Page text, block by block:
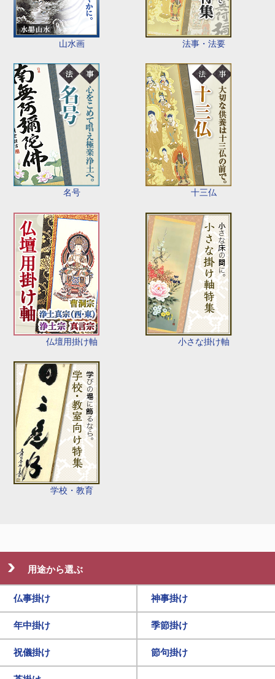
山水画 法事・法要
名号 十三仏
仏壇用掛け軸 小さな掛け軸
学校・教育
用途から選ぶ
仏事掛け 神事掛け
年中掛け 季節掛け
祝儀掛け 節句掛け